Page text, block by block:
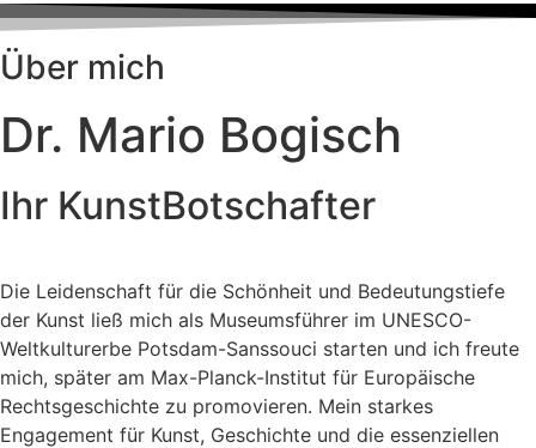
Über mich
Dr. Mario Bogisch
Ihr KunstBotschafter
Die Leidenschaft für die Schönheit und Bedeutungstiefe
der Kunst ließ mich als Museumsführer im UNESCO-
Weltkulturerbe Potsdam-Sanssouci starten und ich freute
mich, später am Max-Planck-Institut für Europäische
Rechtsgeschichte zu promovieren. Mein starkes
Engagement für Kunst, Geschichte und die essenziellen